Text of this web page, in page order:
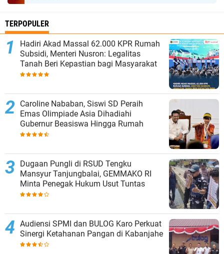
TERPOPULER
Hadiri Akad Massal 62.000 KPR Rumah
Subsidi, Menteri Nusron: Legalitas
Tanah Beri Kepastian bagi Masyarakat
Caroline Nababan, Siswi SD Peraih
Emas Olimpiade Asia Dihadiahi
Gubernur Beasiswa Hingga Rumah
Dugaan Pungli di RSUD Tengku
Mansyur Tanjungbalai, GEMMAKO RI
Minta Penegak Hukum Usut Tuntas
Audiensi SPMI dan BULOG Karo Perkuat
Sinergi Ketahanan Pangan di Kabanjahe